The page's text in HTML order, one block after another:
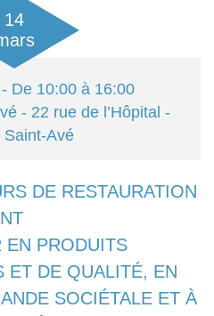
14
- De 10:00 à 16:00
- 22 rue de l’Hôpital -
Saint-Avé
DE RESTAURATION
EN PRODUITS
ET DE QUALITÉ, EN
SOCIÉTALE ET À